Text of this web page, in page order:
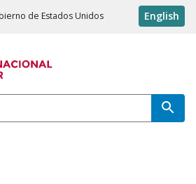
de Estados Unidos English